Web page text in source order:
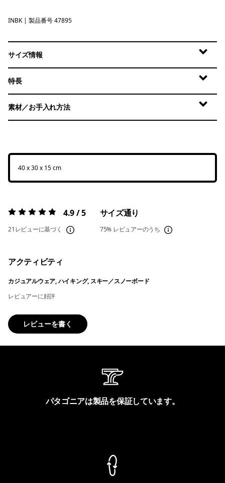
Ink Black
INBK | 製品番号 47895
サイズ情報
特長
素材／お手入れ方法
40 x 30 x 15 cm
評価:4.9 / 5 4.9 / 5
21レビューに基づく
サイズ通り
75% レビュアーのうち
アクティビティ
カジュアルウェア, ハイキング, スキー／スノーボード
レビュアーに好評
レビューを書く
パタゴニアは製品を保証しています。